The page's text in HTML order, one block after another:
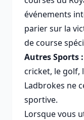
événements
parier sur la
de course
Autres Sports :
cricket, le golf,
Ladbrokes ne
sportive.
Lorsque vous